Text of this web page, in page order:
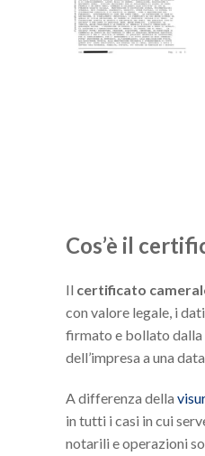
Cos’è il
Il certificato
con valore legale, i
firmato e bollato dalla
dell’impresa a una
A differenza della
in tutti i casi in cui
notarili e operazioni